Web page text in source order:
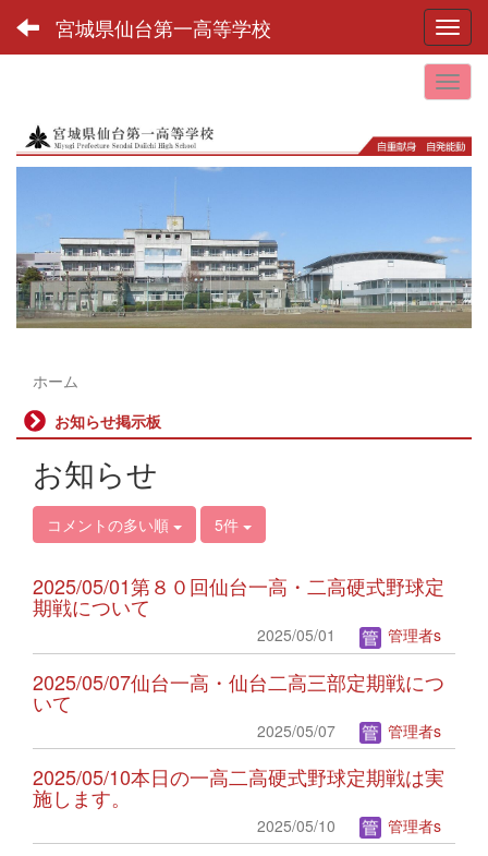
宮城県仙台第一高等学校
ホーム
お知らせ掲示板
お知らせ
コメントの多い順 5件
2025/05/01第８０回仙台一高・二高硬式野球定
期戦について
2025/05/01 管理者s
2025/05/07仙台一高・仙台二高三部定期戦につ
いて
2025/05/07 管理者s
2025/05/10本日の一高二高硬式野球定期戦は実
施します。
2025/05/10 管理者s